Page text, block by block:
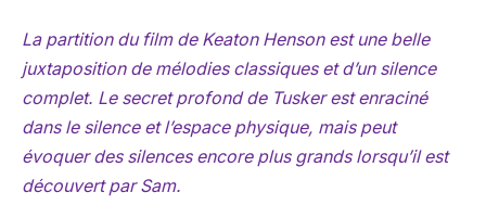
La partition du film de Keaton Henson est une belle
juxtaposition de mélodies classiques et d’un silence
complet. Le secret profond de Tusker est enraciné
dans le silence et l’espace physique, mais peut
évoquer des silences encore plus grands lorsqu’il est
découvert par Sam.